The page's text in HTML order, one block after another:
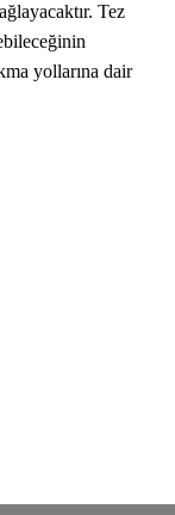
Tez
yollarına dair